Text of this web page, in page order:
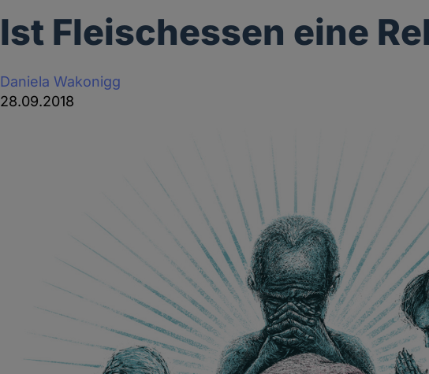
Ist Fleischessen eine
Daniela Wakonigg
28.09.2018